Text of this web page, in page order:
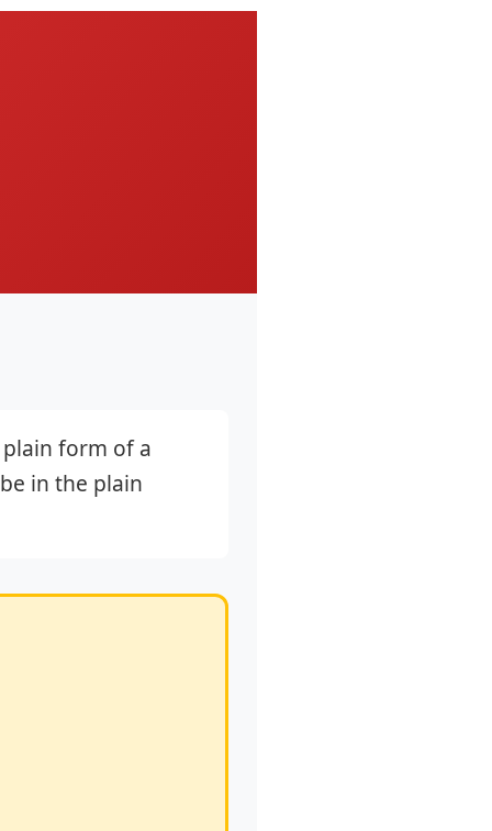
form of a
in the plain